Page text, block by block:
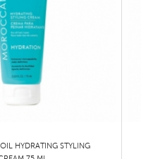
HYDRATING STYLING